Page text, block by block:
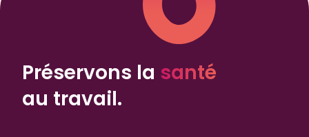
Préservons la santé
au travail.